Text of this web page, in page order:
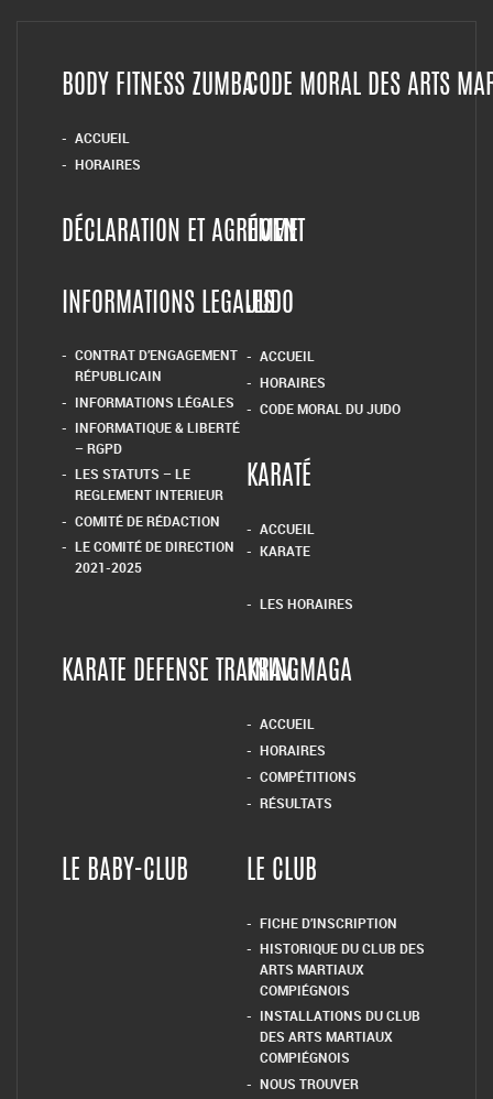
BODY FITNESS ZUMBA
ACCUEIL
HORAIRES
CODE MORAL DES ARTS
DÉCLARATION ET AGRÉMENT
HOME
INFORMATIONS LEGALES
CONTRAT D’ENGAGEMENT
RÉPUBLICAIN
INFORMATIONS LÉGALES
INFORMATIQUE & LIBERTÉ
– RGPD
LES STATUTS – LE
REGLEMENT INTERIEUR
COMITÉ DE RÉDACTION
LE COMITÉ DE DIRECTION
2021-2025
JUDO
ACCUEIL
HORAIRES
CODE MORAL DU JUDO
KARATÉ
ACCUEIL
KARATE
LES HORAIRES
KARATE DEFENSE TRAININGKRAV MAGA
ACCUEIL
HORAIRES
COMPÉTITIONS
RÉSULTATS
LE BABY-CLUB LE CLUB
FICHE D’INSCRIPTION
HISTORIQUE DU CLUB DES
ARTS MARTIAUX
COMPIÉGNOIS
INSTALLATIONS DU CLUB
DES ARTS MARTIAUX
COMPIÉGNOIS
NOUS TROUVER